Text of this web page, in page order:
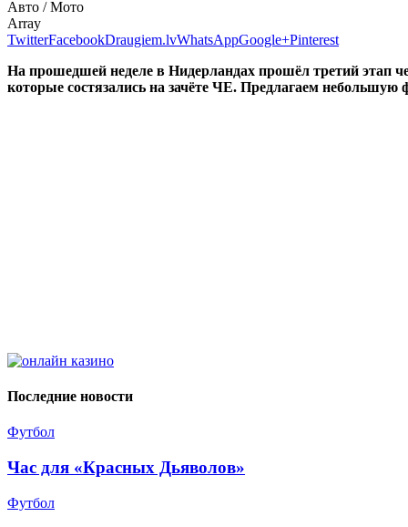
Авто / Мото
Array
TwitterFacebookDraugiem.lvWhatsAppGoogle+Pinterest
На прошедшей неделе в Нидерландах прошёл третий этап
которые состязались на зачёте ЧЕ. Предлагаем небольшую
Последние новости
Футбол
Час для «Красных Дьяволов»
Футбол